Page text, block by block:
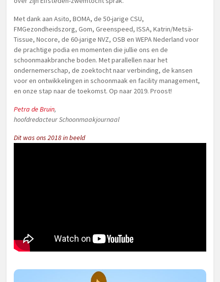
Met dank aan Asito, BOMA, de 50-jarige CSU,
FMGezondheidszorg, Gom, Greenspeed, ISSA, Katrin/Metsä-
Tissue, Nocore, de 60-jarige NVZ, OSB en WEPA Nederland voor
de prachtige podia en momenten die jullie ons en de
schoonmaakbranche boden. Met parallellen naar het
ondernemerschap, de zoektocht naar verbinding, de kansen
voor en ontwikkelingen in schoonmaak en facility management,
en onze stap naar de toekomst. Op naar 2019. Proost!
Petra de Bruin,
hoofdredacteur Schoonmaakjournaal
Dit was ons 2018 in beeld